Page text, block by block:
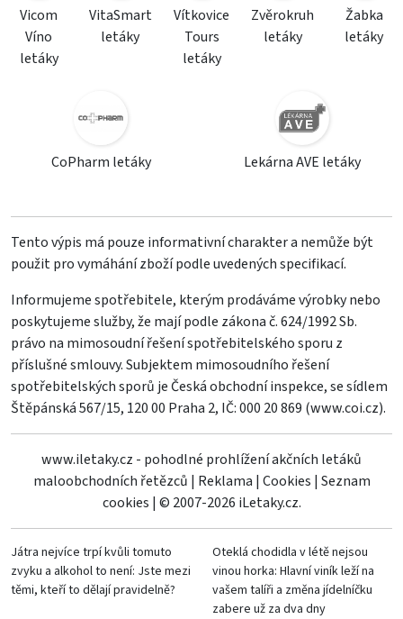
Vicom
Víno
letáky
VitaSmart
letáky
Vítkovice
Tours
letáky
Zvěrokruh
letáky
Žabka
letáky
CoPharm letáky Lekárna AVE letáky
Tento výpis má pouze informativní charakter a nemůže být
použit pro vymáhání zboží podle uvedených specifikací.
Informujeme spotřebitele, kterým prodáváme výrobky nebo
poskytujeme služby, že mají podle zákona č. 624/1992 Sb.
právo na mimosoudní řešení spotřebitelského sporu z
příslušné smlouvy. Subjektem mimosoudního řešení
spotřebitelských sporů je Česká obchodní inspekce, se sídlem
Štěpánská 567/15, 120 00 Praha 2, IČ: 000 20 869 (www.coi.cz).
www.iletaky.cz - pohodlné prohlížení akčních letáků
maloobchodních řetězců | Reklama | Cookies | Seznam
cookies | © 2007-2026 iLetaky.cz.
Játra nejvíce trpí kvůli tomuto
zvyku a alkohol to není: Jste mezi
těmi, kteří to dělají pravidelně?
Oteklá chodidla v létě nejsou
vinou horka: Hlavní viník leží na
vašem talíři a změna jídelníčku
zabere už za dva dny